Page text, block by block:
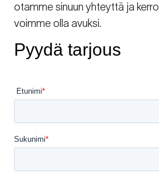
otamme sinuun yhteyttä ja
voimme olla avuksi.